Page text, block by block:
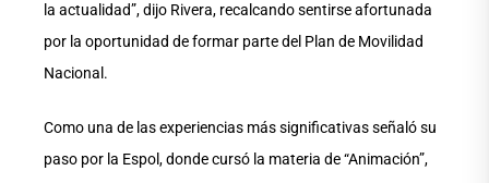
la actualidad”, dijo Rivera, recalcando sentirse afortunada
por la oportunidad de formar parte del Plan de Movilidad
Nacional.
Como una de las experiencias más significativas señaló su
paso por la Espol, donde cursó la materia de “Animación”,